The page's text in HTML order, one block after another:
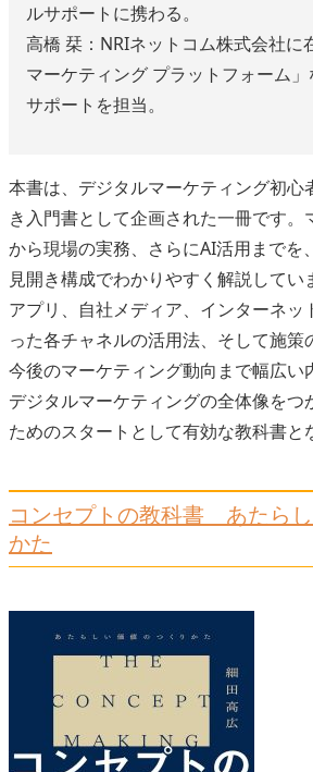
ルサポートに携わる。
高橋 栞：NRIネットコム株式会社
マーケティング プラットフォーム
サポートを担当。
本書は、デジタルマーケティング初心
き入門書として企画された一冊です
から現場の実務、さらにAI活用までを
見開き構成でわかりやすく解説して
アプリ、自社メディア、インターネッ
った各チャネルの活用法、そして施策
今後のマーケティング動向まで幅広い
デジタルマーケティングの全体像をつ
ためのスタートとして有効な教科書と
コンセプトの教科書 あたら
かた